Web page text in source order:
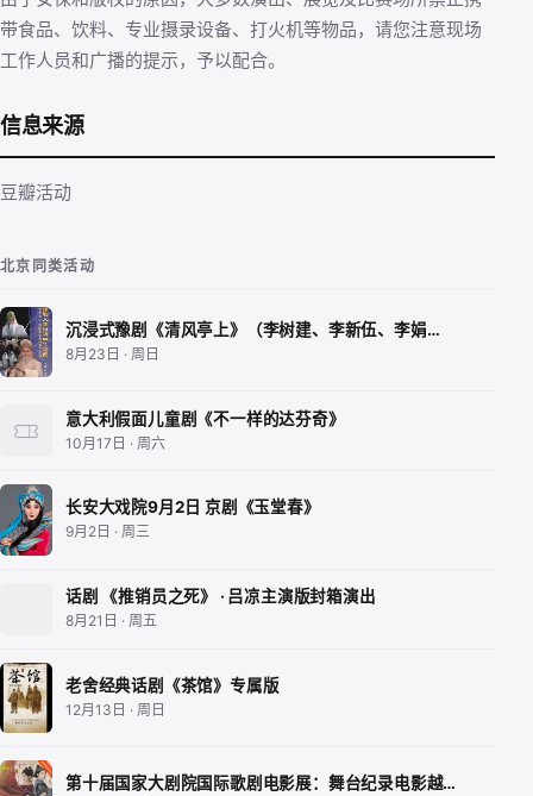
带食品、饮料、专业摄录设备、打火机等物品，请您注意现场
工作人员和广播的提示，予以配合。
信息来源
豆瓣活动
北京同类活动
沉浸式豫剧《清风亭上》（李树建、李新伍、李娟…
8月23日 · 周日
意大利假面儿童剧《不一样的达芬奇》
10月17日 · 周六
长安大戏院9月2日 京剧《玉堂春》
9月2日 · 周三
话剧 《推销员之死》 · 吕凉主演版封箱演出
8月21日 · 周五
老舍经典话剧《茶馆》专属版
12月13日 · 周日
第十届国家大剧院国际歌剧电影展：舞台纪录电影越…